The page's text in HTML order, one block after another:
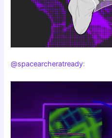
@spacearcheratready: